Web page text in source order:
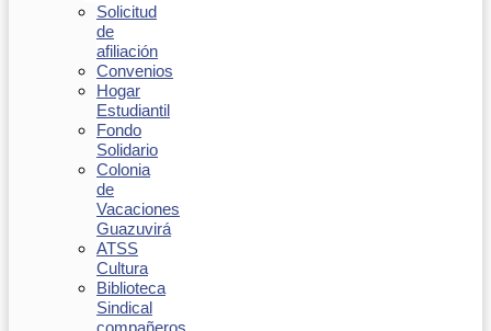
Solicitud
de
afiliación
Convenios
Hogar
Estudiantil
Fondo
Solidario
Colonia
de
Vacaciones
Guazuvirá
ATSS
Cultura
Biblioteca
Sindical
compañeros